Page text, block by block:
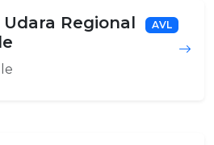
Regional
AVL